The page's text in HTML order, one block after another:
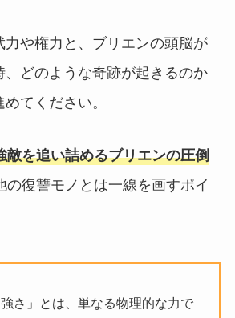
力や権力と、ブリエンの頭脳が
、どのような奇跡が起きるのか
てください。
敵を追い詰めるブリエンの圧倒
の復讐モノとは一線を画すポイ
さ」とは、単なる物理的な力で